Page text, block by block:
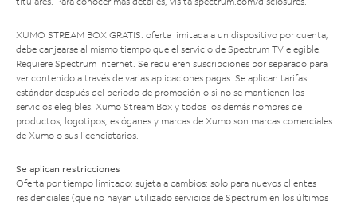
XUMO STREAM BOX GRATIS: oferta limitada a un dispositivo por cuenta;
debe canjearse al mismo tiempo que el servicio de Spectrum TV elegible.
Requiere Spectrum Internet. Se requieren suscripciones por separado para
ver contenido a través de varias aplicaciones pagas. Se aplican tarifas
estándar después del período de promoción o si no se mantienen los
servicios elegibles. Xumo Stream Box y todos los demás nombres de
productos, logotipos, eslóganes y marcas de Xumo son marcas comerciales
de Xumo o sus licenciatarios.
Se aplican restricciones
Oferta por tiempo limitado; sujeta a cambios; solo para nuevos clientes
residenciales (que no hayan utilizado servicios de Spectrum en los últimos